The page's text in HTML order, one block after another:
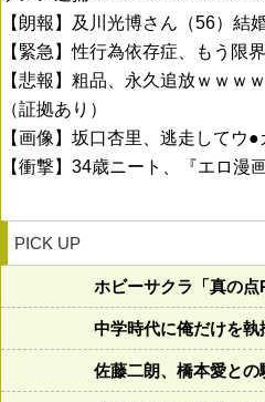
【朗報】及川光博さん（56）結
【緊急】性行為依存症、もう限
【悲報】粗品、永久追放ｗｗｗ
（証拠あり）
【画像】坂口杏里、逃走してウ
【衝撃】34歳ニート、『エロ漫
PICK UP
ホビーサクラ「真の
中学時代に俺だけを
佐藤二朗、橋本愛と